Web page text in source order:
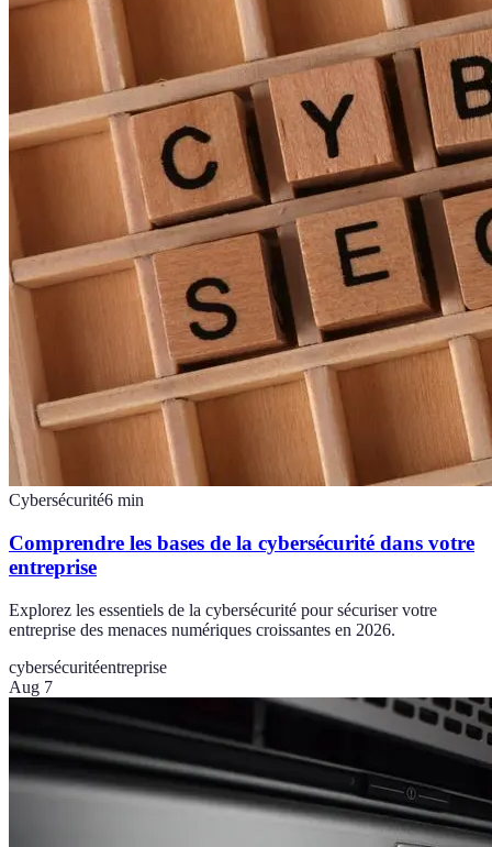
Cybersécurité6 min
Comprendre les bases de la cybersécurité dans votre
entreprise
Explorez les essentiels de la cybersécurité pour sécuriser votre
entreprise des menaces numériques croissantes en 2026.
cybersécuritéentreprise
Aug 7